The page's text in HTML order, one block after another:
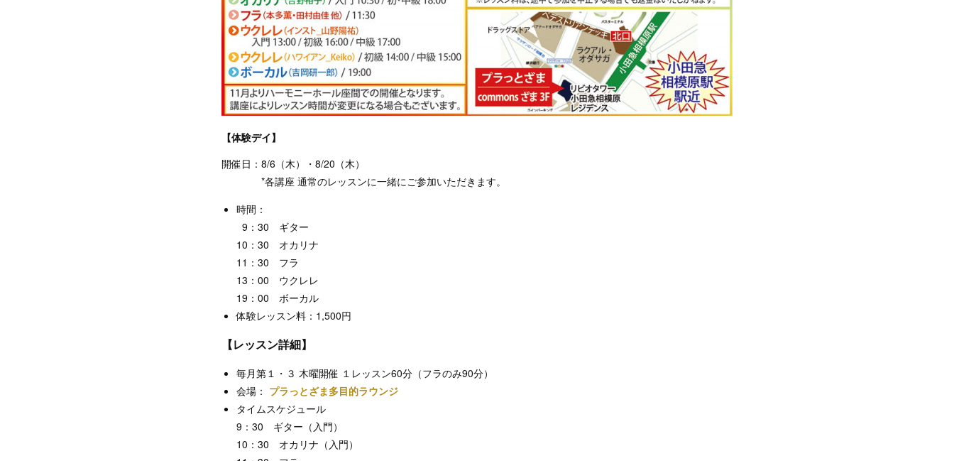
【体験デイ】
開催日：8/6（木）・8/20（木）
*各講座 通常のレッスンに一緒にご参加いただきます。
時間：
9：30 ギター
10：30 オカリナ
11：30 フラ
13：00 ウクレレ
19：00 ボーカル
体験レッスン料：1,500円
【レッスン詳細】
毎月第１・３ 木曜開催 １レッスン60分（フラのみ90分）
会場： プラっとざま多目的ラウンジ
タイムスケジュール
9：30 ギター（入門）
10：30 オカリナ（入門）